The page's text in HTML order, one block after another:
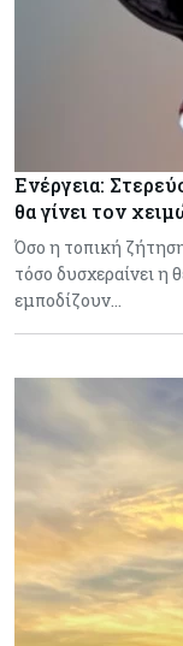
Ενέργεια:
θα γίνει τον
Όσο η τοπική
τόσο δυσχεραίνει
εμποδίζουν…